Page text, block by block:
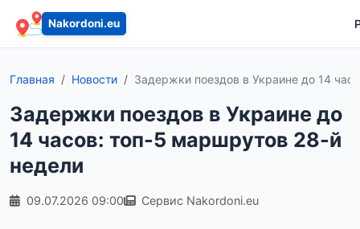
Nakordoni.eu
Главная Новости Задержки поездов в Украине до 14
Задержки поездов в Украине до
14 часов: топ-5 маршрутов 28-й
недели
09.07.2026 09:00 Сервис Nakordoni.eu